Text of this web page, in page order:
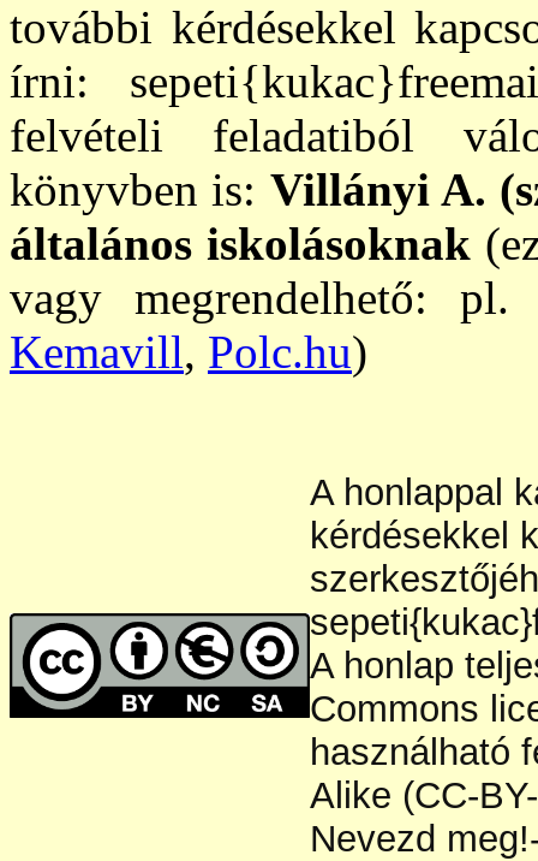
további kérdésekkel
írni:
felvételi feladatiból
könyvben is: Villányi A.
általános iskolásoknak
vagy megrendelhető:
Kemavill, Polc.hu)
A honlappal
kérdésekkel
A honlap
Commons
használható
Alike (CC-
Nevezd